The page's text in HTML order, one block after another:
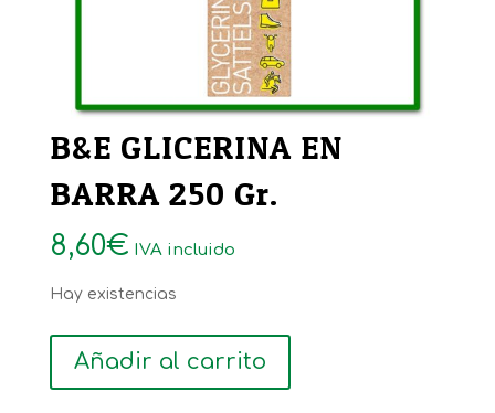
B&E GLICERINA EN
BARRA 250 Gr.
8,60€ IVA incluido
Hay existencias
B&E
GLICERINA
Añadir al carrito